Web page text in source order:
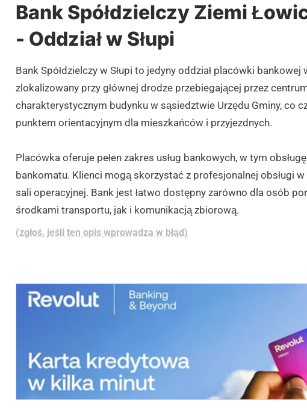
Bank Spółdzielczy Ziemi
- Oddział w Słupi
Bank Spółdzielczy w Słupi to jedyny oddział placówki
zlokalizowany przy głównej drodze przebiegającej przez
charakterystycznym budynku w sąsiedztwie Urzędu Gminy, co
punktem orientacyjnym dla mieszkańców i przyjezdnych.
Placówka oferuje pełen zakres usług bankowych, w tym
bankomatu. Klienci mogą skorzystać z profesjonalnej obsługi
sali operacyjnej. Bank jest łatwo dostępny zarówno dla osób
środkami transportu, jak i komunikacją zbiorową.
(zgłoś, jeśli ten opis wprowadza w błąd)